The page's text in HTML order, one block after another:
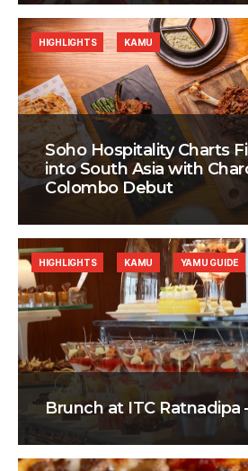
Soho Hospitality Charts
into South Asia with
Colombo Debut
HIGHLIGHTS KAMU
Brunch at ITC Ratnadipa
HIGHLIGHTS KAMU YAMU GUIDE